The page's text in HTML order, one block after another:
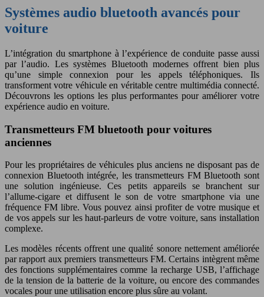
Systèmes audio bluetooth avancés pour
voiture
L’intégration du smartphone à l’expérience de conduite passe aussi
par l’audio. Les systèmes Bluetooth modernes offrent bien plus
qu’une simple connexion pour les appels téléphoniques. Ils
transforment votre véhicule en véritable centre multimédia connecté.
Découvrons les options les plus performantes pour améliorer votre
expérience audio en voiture.
Transmetteurs FM bluetooth pour voitures
anciennes
Pour les propriétaires de véhicules plus anciens ne disposant pas de
connexion Bluetooth intégrée, les transmetteurs FM Bluetooth sont
une solution ingénieuse. Ces petits appareils se branchent sur
l’allume-cigare et diffusent le son de votre smartphone via une
fréquence FM libre. Vous pouvez ainsi profiter de votre musique et
de vos appels sur les haut-parleurs de votre voiture, sans installation
complexe.
Les modèles récents offrent une qualité sonore nettement améliorée
par rapport aux premiers transmetteurs FM. Certains intègrent même
des fonctions supplémentaires comme la recharge USB, l’affichage
de la tension de la batterie de la voiture, ou encore des commandes
vocales pour une utilisation encore plus sûre au volant.